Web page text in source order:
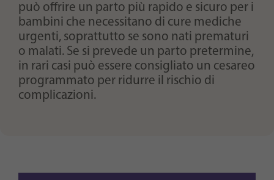
può offrire un parto più rapido e sicuro per i
bambini che necessitano di cure mediche
urgenti, soprattutto se sono nati prematuri
o malati. Se si prevede un parto pretermine,
in rari casi può essere consigliato un cesareo
programmato per ridurre il rischio di
complicazioni.